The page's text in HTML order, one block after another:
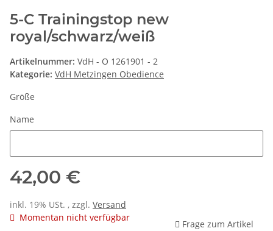
5-C Trainingstop new
royal/schwarz/weiß
Artikelnummer: VdH - O 1261901 - 2
Kategorie: VdH Metzingen Obedience
Größe
Name
42,00 €
inkl. 19% USt. , zzgl. Versand
Momentan nicht verfügbar
Frage zum Artikel